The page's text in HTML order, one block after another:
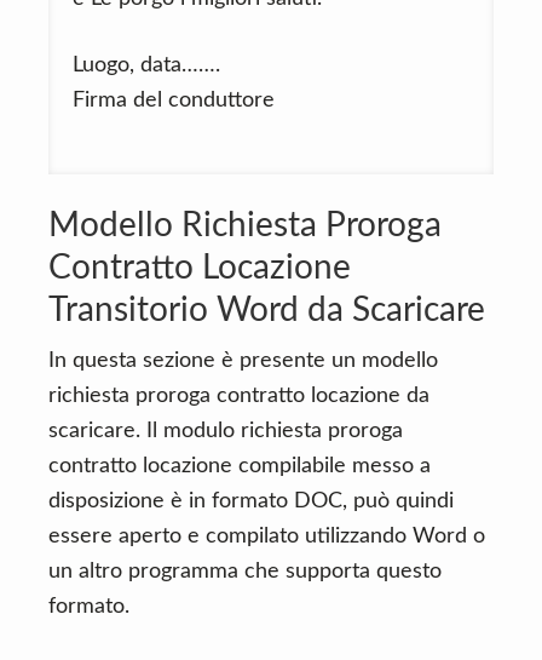
Luogo, data…….
Firma del conduttore
Modello Richiesta Proroga
Contratto Locazione
Transitorio Word da Scaricare
In questa sezione è presente un modello
richiesta proroga contratto locazione da
scaricare. Il modulo richiesta proroga
contratto locazione compilabile messo a
disposizione è in formato DOC, può quindi
essere aperto e compilato utilizzando Word o
un altro programma che supporta questo
formato.